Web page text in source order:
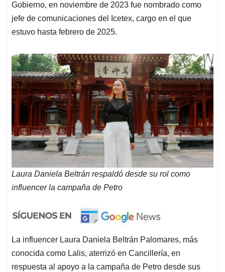
Gobierno, en noviembre de 2023 fue nombrado como
jefe de comunicaciones del Icetex, cargo en el que
estuvo hasta febrero de 2025.
Laura Daniela Beltrán respaldó desde su rol como
influencer la campaña de Petro
La influencer Laura Daniela Beltrán Palomares, más
conocida como Lalis, aterrizó en Cancillería, en
respuesta al apoyo a la campaña de Petro desde sus